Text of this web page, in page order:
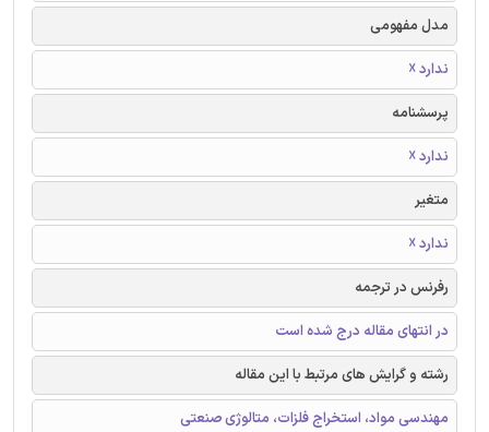
مدل مفهومی
ندارد ☓
پرسشنامه
ندارد ☓
متغیر
ندارد ☓
رفرنس در ترجمه
در انتهای مقاله درج شده است
رشته و گرایش های مرتبط با این مقاله
مهندسی مواد، استخراج فلزات، متالوژی صنعتی